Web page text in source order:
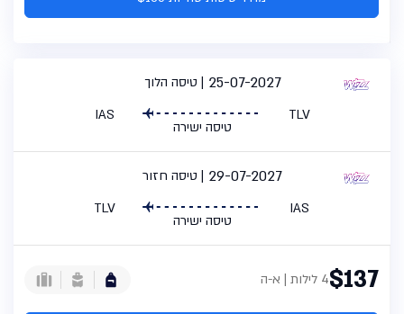
טיסה הלוך 25-07-2027
TLV
טיסה ישירה
IAS
טיסה חזור 29-07-2027
IAS
טיסה ישירה
TLV
$1374 לילות | א-ה